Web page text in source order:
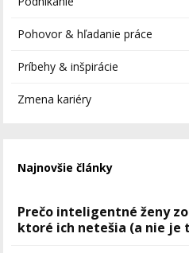
Pohovor & hľadanie práce
Príbehy & inšpirácie
Zmena kariéry
Najnovšie články
Prečo inteligentné ženy
ktoré ich netešia (a nie je